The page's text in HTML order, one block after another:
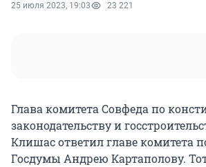
25 июля 2023, 19:03 23 221
Глава комитета Совфеда по
законодательству и
Клишас ответил главе комитета
Госдумы Андрею Картаполову.